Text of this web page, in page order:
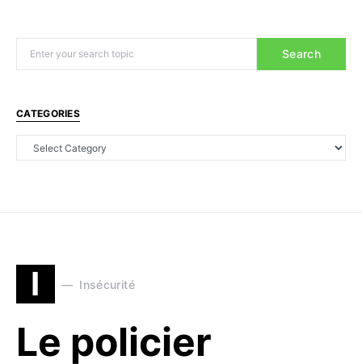
Search
CATEGORIES
I Insécurité
Le policier